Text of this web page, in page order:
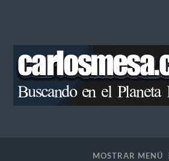
MOSTRAR MENÚ